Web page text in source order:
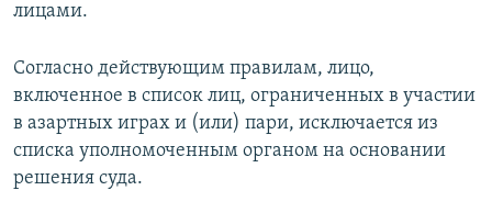
лицами.
Согласно действующим правилам, лицо,
включенное в список лиц, ограниченных в участии
в азартных играх и (или) пари, исключается из
списка уполномоченным органом на основании
решения суда.